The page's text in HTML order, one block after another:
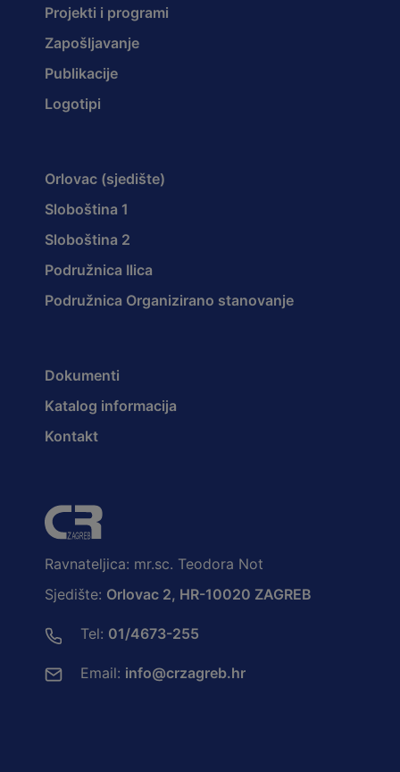
Projekti i programi
Zapošljavanje
Publikacije
Logotipi
Orlovac (sjedište)
Sloboština 1
Sloboština 2
Podružnica Ilica
Podružnica Organizirano stanovanje
Dokumenti
Katalog informacija
Kontakt
Ravnateljica: mr.sc. Teodora Not
Sjedište: Orlovac 2, HR-10020 ZAGREB
Tel: 01/4673-255
Email: info@crzagreb.hr